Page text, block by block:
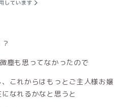
塵も思ってなかったので
これからはもっとご主人様お嬢
なれるかなと思うと